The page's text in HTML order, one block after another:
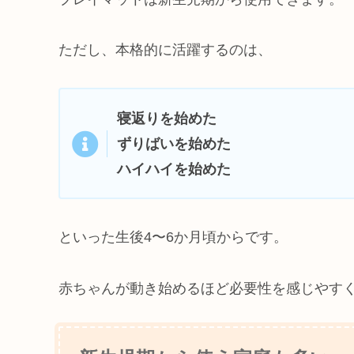
ただし、本格的に活躍するのは、
寝返りを始めた
ずりばいを始めた
ハイハイを始めた
といった生後4〜6か月頃からです。
赤ちゃんが動き始めるほど必要性を感じやす